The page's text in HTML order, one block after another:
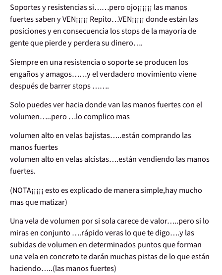
Soportes y resistencias si……pero ojo¡¡¡¡¡¡ las manos
fuertes saben y VEN¡¡¡¡¡ Repito…VEN¡¡¡¡¡ donde están las
posiciones y en consecuencia los stops de la mayoría de
gente que pierde y perdera su dinero….
Siempre en una resistencia o soporte se producen los
engaños y amagos……y el verdadero movimiento viene
después de barrer stops …….
Solo puedes ver hacia donde van las manos fuertes con el
volumen…..pero …lo complico mas
volumen alto en velas bajistas…..están comprando las
manos fuertes
volumen alto en velas alcistas….están vendiendo las manos
fuertes.
(NOTA¡¡¡¡¡ esto es explicado de manera simple,hay mucho
mas que matizar)
Una vela de volumen por si sola carece de valor…..pero si lo
miras en conjunto ….rápido veras lo que te digo….y las
subidas de volumen en determinados puntos que forman
una vela en concreto te darán muchas pistas de lo que están
haciendo…..(las manos fuertes)